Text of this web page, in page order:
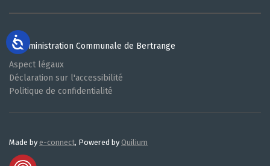
© Administration Communale de Bertrange
Aspect légaux
Déclaration sur l'accessibilité
Politique de confidentialité
Made by e-connect, Powered by Quilium